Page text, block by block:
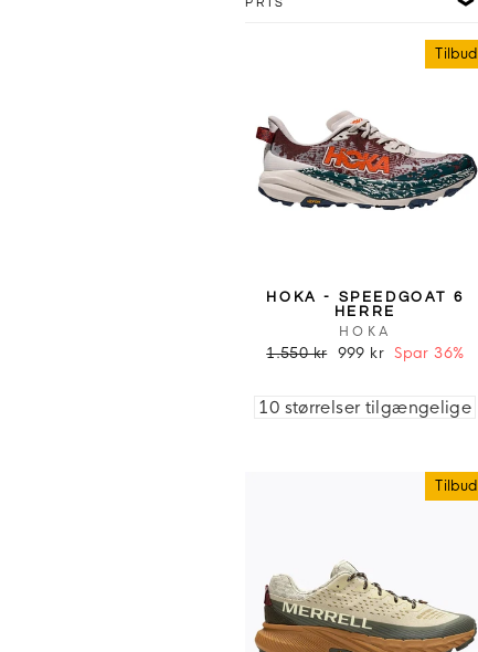
Tilbud
HOKA - SPEEDGOAT 6
HERRE
HOKA
1.550 kr 999 kr Spar 36%
10 størrelser tilgængelige
Tilbud